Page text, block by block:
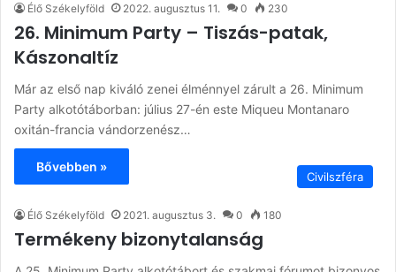
Élő Székelyföld 2022. augusztus 11. 0 230
26. Minimum Party – Tiszás-patak,
Kászonaltíz
Már az első nap kiváló zenei élménnyel zárult a 26. Minimum
Party alkotótáborban: július 27-én este Miqueu Montanaro
oxitán-francia vándorzenész…
Bővebben »
Civilszféra
Élő Székelyföld 2021. augusztus 3. 0 180
Termékeny bizonytalanság